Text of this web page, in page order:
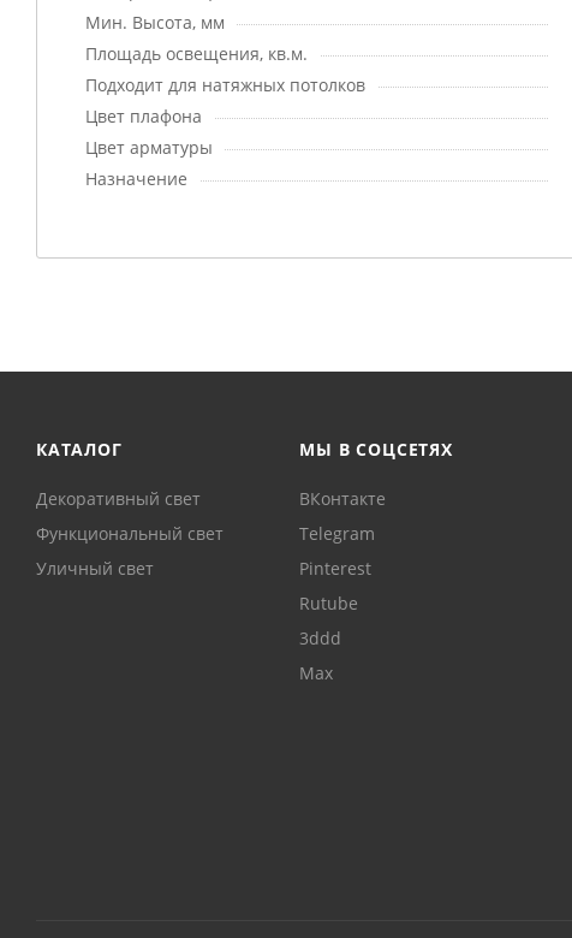
Мин. Высота, мм
Площадь освещения, кв.м.
Подходит для натяжных потолков
Цвет плафона
Цвет арматуры
Назначение
КАТАЛОГ
Декоративный свет
Функциональный свет
Уличный свет
МЫ В СОЦСЕТЯХ
ВКонтакте
Telegram
Pinterest
Rutube
3ddd
Max